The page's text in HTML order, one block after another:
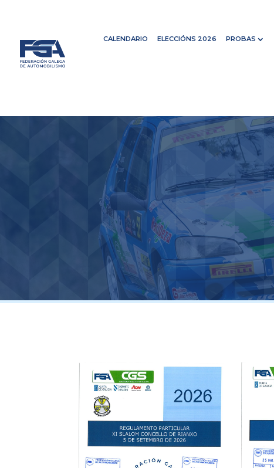
CALENDARIO ELECCIÓNS 2026 PROBAS